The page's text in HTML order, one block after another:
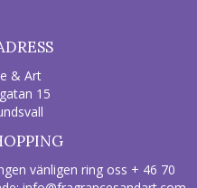
& Art
15
vänligen ring oss + 46 70